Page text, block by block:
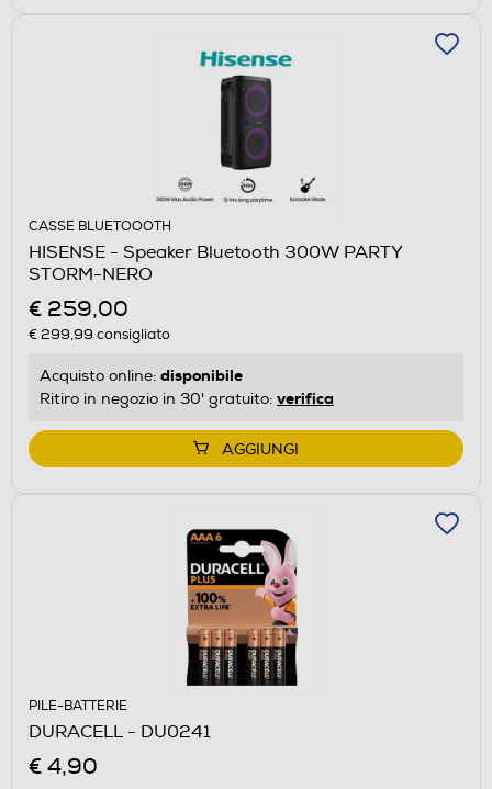
CASSE BLUETOOOTH
HISENSE - Speaker Bluetooth 300W PARTY
STORM-NERO
€ 259,00
€ 299,99 consigliato
Acquisto online: disponibile
Ritiro in negozio in 30' gratuito: verifica
AGGIUNGI
PILE-BATTERIE
DURACELL - DU0241
€ 4,90